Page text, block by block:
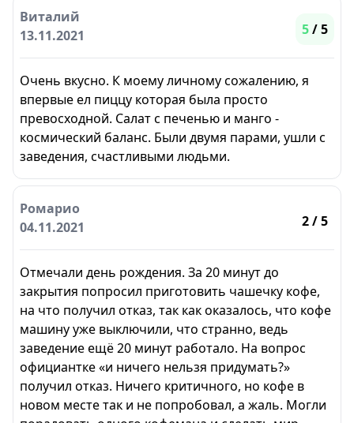
Виталий
13.11.2021
5/ 5
Очень вкусно. К моему личному сожалению, я
впервые ел пиццу которая была просто
превосходной. Салат с печенью и манго -
космический баланс. Были двумя парами, ушли с
заведения, счастливыми людьми.
Ромарио
04.11.2021
2/ 5
Отмечали день рождения. За 20 минут до
закрытия попросил приготовить чашечку кофе,
на что получил отказ, так как оказалось, что кофе
машину уже выключили, что странно, ведь
заведение ещё 20 минут работало. На вопрос
официантке «и ничего нельзя придумать?»
получил отказ. Ничего критичного, но кофе в
новом месте так и не попробовал, а жаль. Могли